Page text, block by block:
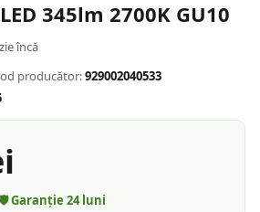
345lm 2700K GU10
încă
producător:929002040533
🛡️ Garanție 24luni